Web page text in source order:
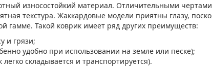
износостойкий материал. Отличительными
текстура. Жаккардовые модели приятны глазу,
гамме. Такой коврик имеет ряд других преимуществ:
и грязи;
удобно при использовании на земле или песке);
складывается и транспортируется).